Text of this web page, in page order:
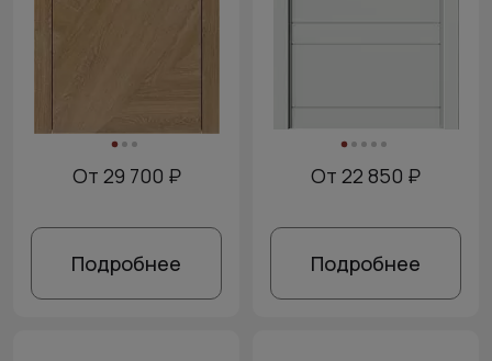
От 29 700 ₽
Подробнее
От 22 850 ₽
Подробнее